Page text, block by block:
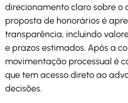
direcionamento claro sobre o
proposta de honorários é
transparência, incluindo
e prazos estimados. Após a
movimentação processual é
que tem acesso direto ao
decisões.